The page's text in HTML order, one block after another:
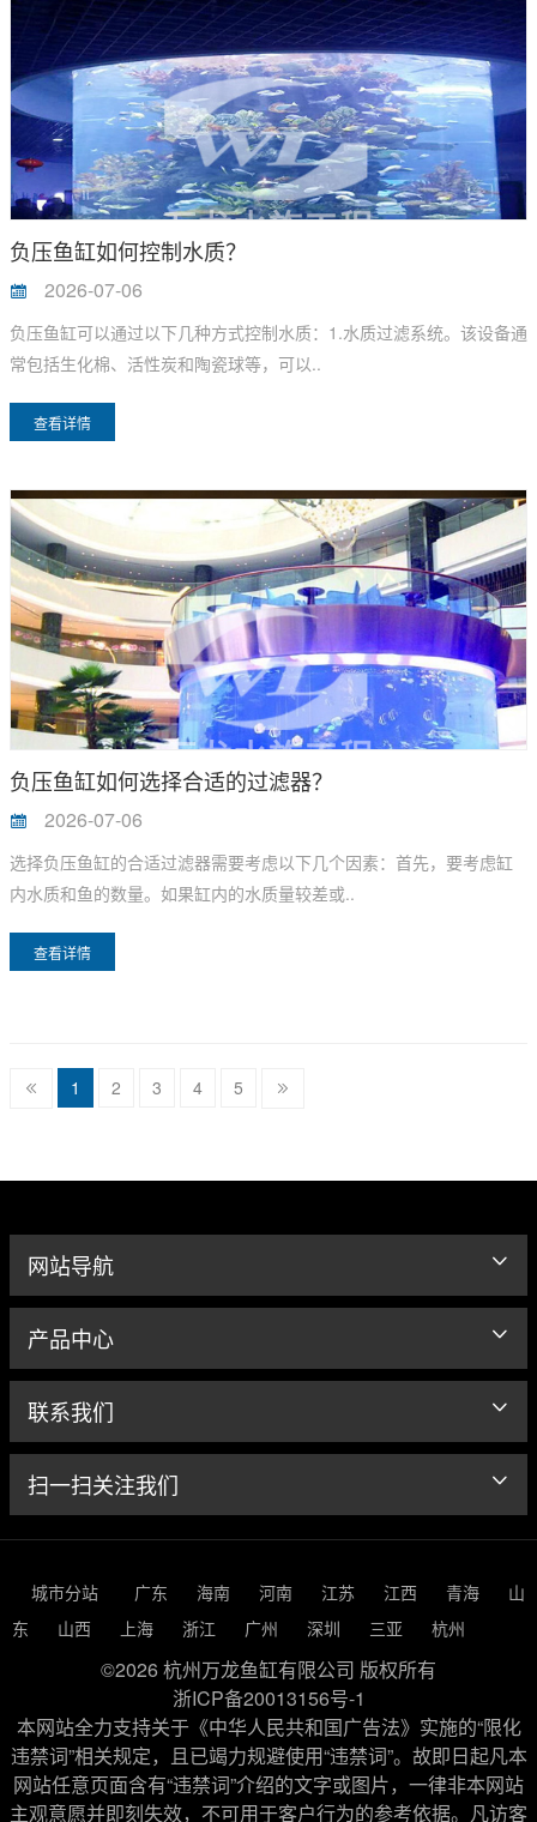
负压鱼缸如何控制水质？
2026-07-06
负压鱼缸可以通过以下几种方式控制水质：1.水质过滤系统。该设备通
常包括生化棉、活性炭和陶瓷球等，可以..
查看详情
负压鱼缸如何选择合适的过滤器？
2026-07-06
选择负压鱼缸的合适过滤器需要考虑以下几个因素：首先，要考虑缸
内水质和鱼的数量。如果缸内的水质量较差或..
查看详情
1 2 3 4 5
网站导航
产品中心
联系我们
扫一扫关注我们
城市分站 广东 海南 河南 江苏 江西 青海
山
东
山西 上海 浙江 广州 深圳 三亚 杭州
©2026 杭州万龙鱼缸有限公司 版权所有
浙ICP备20013156号-1
本网站全力支持关于《中华人民共和国广告法》实施的“限化
违禁词”相关规定，且已竭力规避使用“违禁词”。故即日起凡本
网站任意页面含有“违禁词”介绍的文字或图片，一律非本网站
主观意愿并即刻失效，不可用于客户行为的参考依据。凡访客